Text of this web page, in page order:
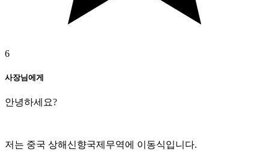
6
사장님에게
안녕하세요?
저는 중국 상해신향국제무역에 이동식입니다.